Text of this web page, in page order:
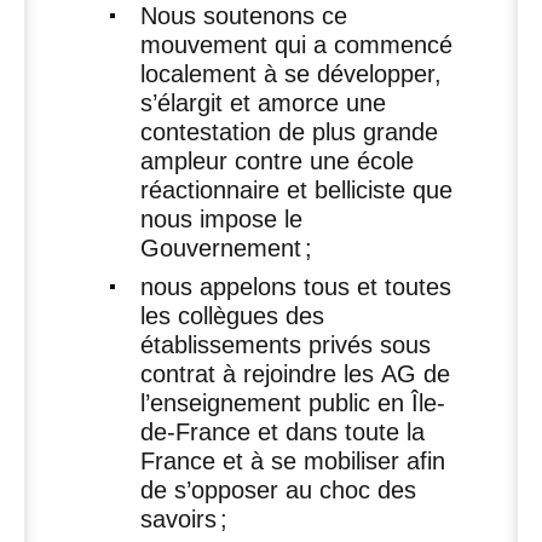
Nous soutenons ce
mouvement qui a commencé
localement à se développer,
s’élargit et amorce une
contestation de plus grande
ampleur contre une école
réactionnaire et belliciste que
nous impose le
Gouvernement;
nous appelons tous et toutes
les collègues des
établissements privés sous
contrat à rejoindre les AG de
l’enseignement public en Île-
de-France et dans toute la
France et à se mobiliser afin
de s’opposer au choc des
savoirs;